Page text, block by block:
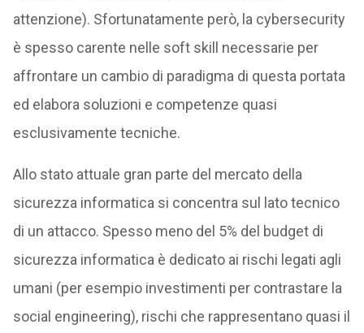
attenzione). Sfortunatamente però, la cybersecurity
è spesso carente nelle soft skill necessarie per
affrontare un cambio di paradigma di questa portata
ed elabora soluzioni e competenze quasi
esclusivamente tecniche.
Allo stato attuale gran parte del mercato della
sicurezza informatica si concentra sul lato tecnico
di un attacco. Spesso meno del 5% del budget di
sicurezza informatica è dedicato ai rischi legati agli
umani (per esempio investimenti per contrastare la
social engineering), rischi che rappresentano quasi il